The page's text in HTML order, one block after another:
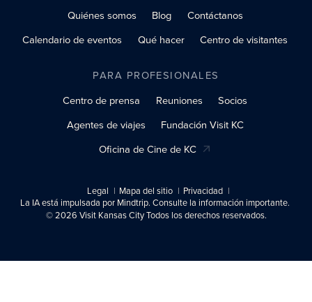
Quiénes somos
Blog
Contáctanos
Calendario de eventos
Qué hacer Centro de visitantes
PARA PROFESIONALES
Centro de prensa
Reuniones
Socios
Agentes de viajes
Fundación Visit KC
Oficina de Cine de KC
Legal Mapa del sitio
Privacidad
La IA está impulsada por Mindtrip. Consulte la información importante.
© 2026 Visit Kansas City Todos los derechos reservados.